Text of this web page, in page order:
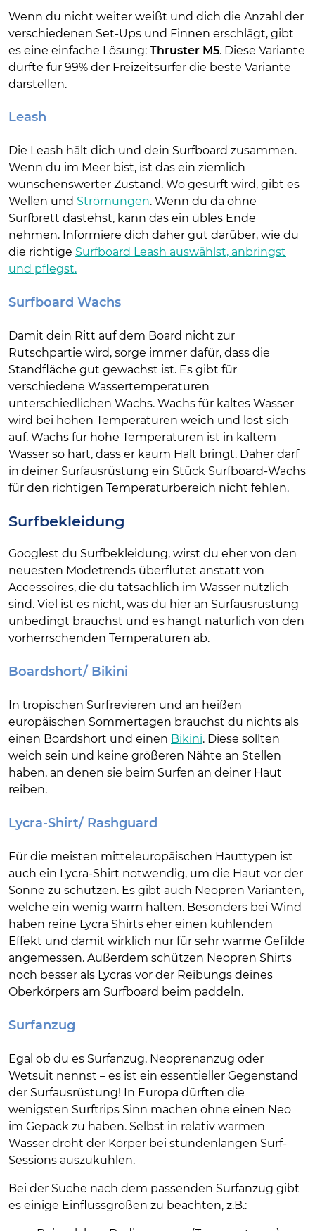
Wenn du nicht weiter weißt und dich die Anzahl der
verschiedenen Set-Ups und Finnen erschlägt, gibt
es eine einfache Lösung: Thruster M5. Diese Variante
dürfte für 99% der Freizeitsurfer die beste Variante
darstellen.
Leash
Die Leash hält dich und dein Surfboard zusammen.
Wenn du im Meer bist, ist das ein ziemlich
wünschenswerter Zustand. Wo gesurft wird, gibt es
Wellen und Strömungen. Wenn du da ohne
Surfbrett dastehst, kann das ein übles Ende
nehmen. Informiere dich daher gut darüber, wie du
die richtige Surfboard Leash auswählst, anbringst
und pflegst.
Surfboard Wachs
Damit dein Ritt auf dem Board nicht zur
Rutschpartie wird, sorge immer dafür, dass die
Standfläche gut gewachst ist. Es gibt für
verschiedene Wassertemperaturen
unterschiedlichen Wachs. Wachs für kaltes Wasser
wird bei hohen Temperaturen weich und löst sich
auf. Wachs für hohe Temperaturen ist in kaltem
Wasser so hart, dass er kaum Halt bringt. Daher darf
in deiner Surfausrüstung ein Stück Surfboard-Wachs
für den richtigen Temperaturbereich nicht fehlen.
Surfbekleidung
Googlest du Surfbekleidung, wirst du eher von den
neuesten Modetrends überflutet anstatt von
Accessoires, die du tatsächlich im Wasser nützlich
sind. Viel ist es nicht, was du hier an Surfausrüstung
unbedingt brauchst und es hängt natürlich von den
vorherrschenden Temperaturen ab.
Boardshort/ Bikini
In tropischen Surfrevieren und an heißen
europäischen Sommertagen brauchst du nichts als
einen Boardshort und einen Bikini. Diese sollten
weich sein und keine größeren Nähte an Stellen
haben, an denen sie beim Surfen an deiner Haut
reiben.
Lycra-Shirt/ Rashguard
Für die meisten mitteleuropäischen Hauttypen ist
auch ein Lycra-Shirt notwendig, um die Haut vor der
Sonne zu schützen. Es gibt auch Neopren Varianten,
welche ein wenig warm halten. Besonders bei Wind
haben reine Lycra Shirts eher einen kühlenden
Effekt und damit wirklich nur für sehr warme Gefilde
angemessen. Außerdem schützen Neopren Shirts
noch besser als Lycras vor der Reibungs deines
Oberkörpers am Surfboard beim paddeln.
Surfanzug
Egal ob du es Surfanzug, Neoprenanzug oder
Wetsuit nennst – es ist ein essentieller Gegenstand
der Surfausrüstung! In Europa dürften die
wenigsten Surftrips Sinn machen ohne einen Neo
im Gepäck zu haben. Selbst in relativ warmen
Wasser droht der Körper bei stundenlangen Surf-
Sessions auszukühlen.
Bei der Suche nach dem passenden Surfanzug gibt
es einige Einflussgrößen zu beachten, z.B.: